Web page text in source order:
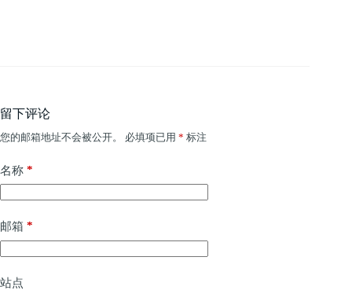
留下评论
您的邮箱地址不会被公开。 必填项已用 * 标注
名称 *
邮箱 *
站点